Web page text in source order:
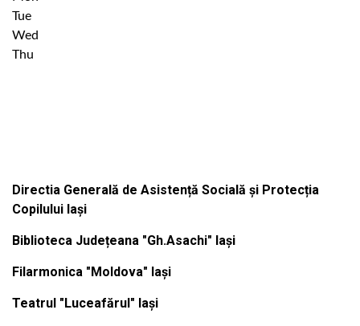
Tue
Wed
Thu
Directia Generală de Asistență Socială și Protecția
Copilului Iași
Biblioteca Județeana "Gh.Asachi" Iași
Filarmonica "Moldova" Iași
Teatrul "Luceafărul" Iași